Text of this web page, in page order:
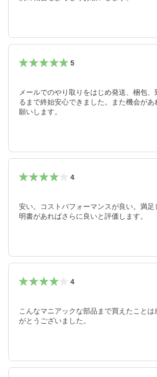
5
メールでのやり取りをはじめ発送、梱包、
るまで終始安心できました。また機会があ
願いします。
4
安い。コストパフォーマンスが良い。満足
4
こんなマニアックな部品まで買えたことは
がとうございました。